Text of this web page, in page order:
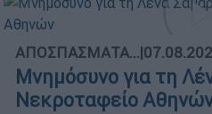
ΑΠΟΣΠΑΣΜΑΤΑ...|
Μνημόσυνο για τη
Νεκροταφείο